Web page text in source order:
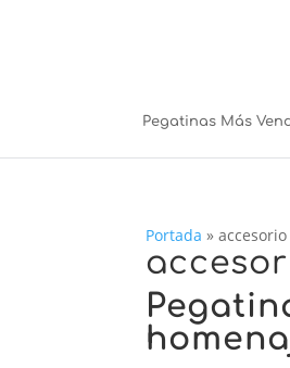
Pegatinas Más
Portada »